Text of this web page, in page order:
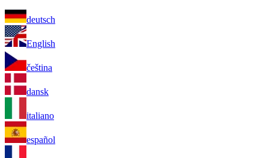
deutsch
English
čeština
dansk
italiano
español